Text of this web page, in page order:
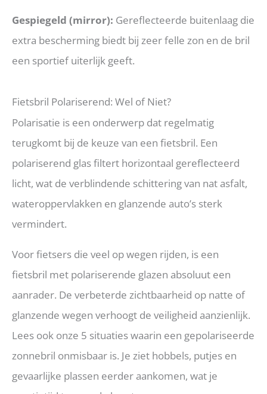
Gespiegeld (mirror): Gereflecteerde buitenlaag die
extra bescherming biedt bij zeer felle zon en de bril
een sportief uiterlijk geeft.
Fietsbril Polariserend: Wel of Niet?
Polarisatie is een onderwerp dat regelmatig
terugkomt bij de keuze van een fietsbril. Een
polariserend glas filtert horizontaal gereflecteerd
licht, wat de verblindende schittering van nat asfalt,
wateroppervlakken en glanzende auto’s sterk
vermindert.
Voor fietsers die veel op wegen rijden, is een
fietsbril met polariserende glazen absoluut een
aanrader. De verbeterde zichtbaarheid op natte of
glanzende wegen verhoogt de veiligheid aanzienlijk.
Lees ook onze 5 situaties waarin een gepolariseerde
zonnebril onmisbaar is. Je ziet hobbels, putjes en
gevaarlijke plassen eerder aankomen, wat je